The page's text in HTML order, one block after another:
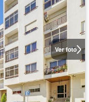
Ver foto